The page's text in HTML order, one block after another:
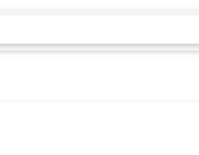
вентиляции.